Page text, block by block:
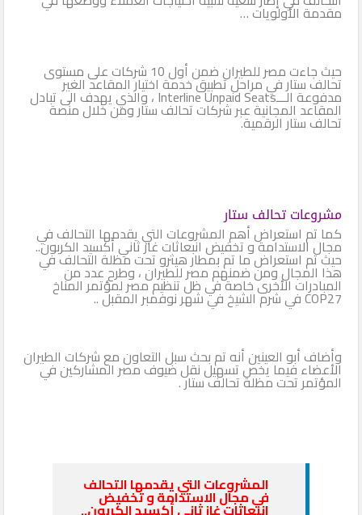
مقدمة الأولويات …
حيث جاءت مصر للطيران ضمن أول 10 شركات على مستوى
تحالف ستار في مراحل تطبيق خدمة اختيار المقاعد الغير
مدفوعة الـــInterline Unpaid Seats ، والذي يهدف الى تبادل
المقاعد المجانية عبر شركات تحالف ستار ومن خلال منصة
تحالف ستار الرقمية.
مشروعات تحالف ستار
كما تم استعراض أهم المشروعات التي يقدمها التحالف في
مجال الاستدامة و تخفيض انبعاثات غاز ثاني أكسيد الكربون..
حيث تم استعراض ما تم بمطار هيثرو تحت مظلة التحالف في
هذا المجال ومن ضمنهم مصر للطيران ، وطرح عدد من
المبادرات الأخرى خاصة في ظل تنظيم مصر لمؤتمر المناخ
COP27 في شرم الشيخ في شهر نوفمبر المقبل ..
وأضاف أبو العينين أنه تم بحث سبل التعاون مع شركات الطيران
الأعضاء فيما يخص تسهيل نقل ضيوف مصر المشاركين في
المؤتمر تحت مظلة تحالف ستار .
المشروعات التي يقدمها التحالف
في مجال الاستدامة و تخفيض
انبعاثات غاز ثاني أكسيد الكربون..